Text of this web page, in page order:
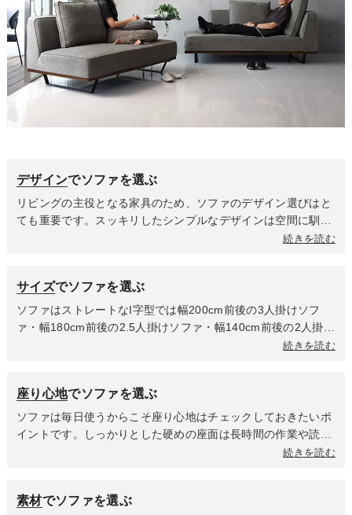
デザインでソファを選ぶ
リビングの主役となる家具のため、ソファのデザイン選びはと
ても重要です。スッキリしたシンプルなデザインは空間に馴染
みやすく幅広いテイストにマッチしますが、特にモダンなイン
す。また本体のデザインだけでなく脚の形や素材によっても印
象は異なるため、周囲のインテリアとの調和を考えながら選ぶ
のがポイントです。
続きを読む
サイズでソファを選ぶ
ソファはストレートなI字型では幅200cm前後の3人掛けソフ
ァ・幅180cm前後の2.5人掛けソファ・幅140cm前後の2人掛け
ソファ・幅90cm前後の1人掛けソファ、L字タイプではカウチ
数に合ったサイズがお部屋の広さやレイアウトに対して無理の
ないソファを選んでいるか確認することが大切です。また、ソ
ファの組み立て方法や梱包サイズをチェックし、配置する部屋
続きを読む
座り心地でソファを選ぶ
ソファは毎日使うからこそ座り心地はチェックしておきたいポ
イントです。しっかりとした硬めの座面は長時間の作業や読書
に向き、柔らかめの座面はリラックスや横になってくつろぐと
い場合は、座面で使用している素材や内部構造を確認し、商品
続きを読む
素材でソファを選ぶ